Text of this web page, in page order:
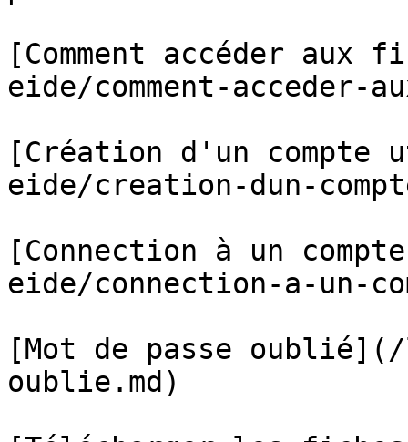
[Comment accéder
eide/comment-acceder-
[Création d'un
eide/creation-dun-
[Connection à un
eide/connection-a-un-
[Mot de passe
oublie.md)